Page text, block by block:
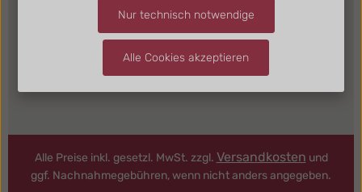
Kontakt + Anfahrt Köln
Alle Preise inkl. gesetzl. MwSt. zzgl. Versandkosten und
ggf. Nachnahmegebühren, wenn nicht anders angegeben.
Nur technisch notwendige
Alle Cookies akzeptieren